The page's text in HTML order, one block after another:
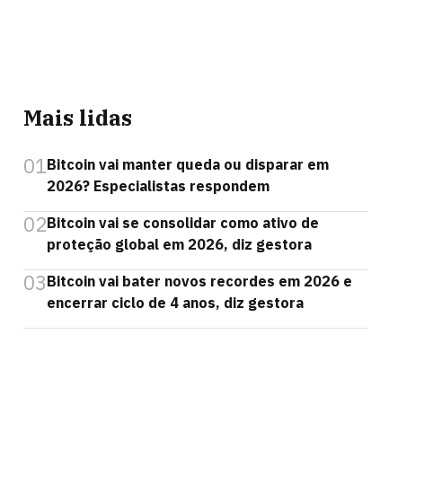
Mais lidas
01Bitcoin vai manter queda ou disparar em
2026? Especialistas respondem
02Bitcoin vai se consolidar como ativo de
proteção global em 2026, diz gestora
03Bitcoin vai bater novos recordes em 2026 e
encerrar ciclo de 4 anos, diz gestora